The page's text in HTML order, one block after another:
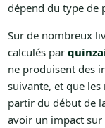
dépend du type de
Sur de nombreux
calculés par
ne produisent des
suivante, et que
partir du début de
avoir un impact